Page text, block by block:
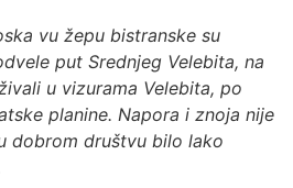
vu žepu bistranske su
put Srednjeg Velebita, na
u vizurama Velebita, po
planine. Napora i znoja nije
dobrom društvu bilo lako